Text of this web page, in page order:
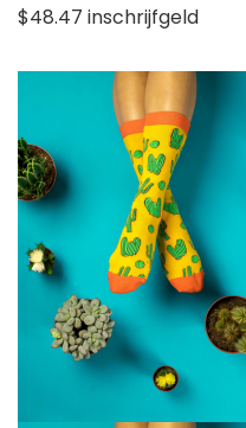
$48.47 inschrijfgeld